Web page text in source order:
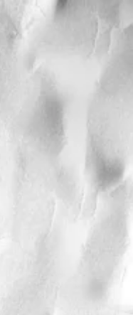
Avellino